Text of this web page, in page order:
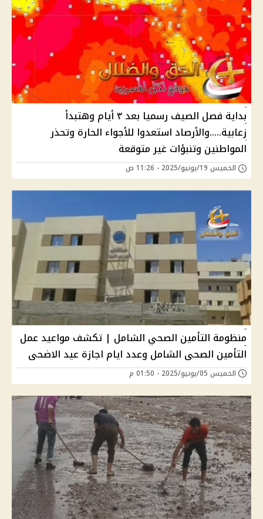
بداية فصل الصيف رسميا بعد ٣ أيام وهتبدأ
زعابية.....والأرصاد استعدوا للأجواء الحارة وتحذر
المواطنين وتنبؤات غير متوقعة
الخميس 19/يونيو/2025 - 11:26 ص
منظومة التأمين الصحي الشامل | تكشف مواعيد عمل
التأمين الصحى الشامل وعدد ايام اجازة عيد الاضحى
الخميس 05/يونيو/2025 - 01:50 م